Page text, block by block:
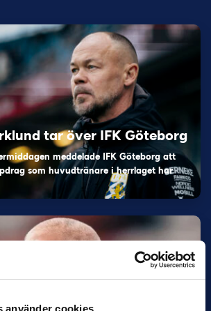
använder cookies
tar över IFK Göteborg
meddelade IFK Göteborg att
som huvudtränare i herrlaget har